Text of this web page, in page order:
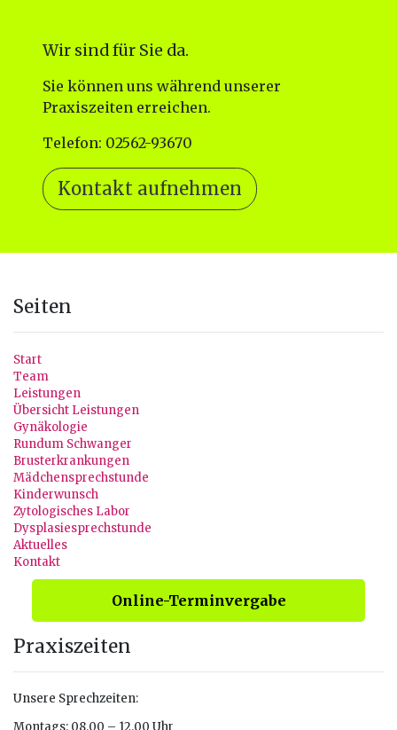
Wir sind für Sie da.
Sie können uns während unserer
Praxiszeiten erreichen.
Telefon: 02562-93670
Kontakt aufnehmen
Seiten
Start
Team
Leistungen
Übersicht Leistungen
Gynäkologie
Rundum Schwanger
Brusterkrankungen
Mädchensprechstunde
Kinderwunsch
Zytologisches Labor
Dysplasiesprechstunde
Aktuelles
Kontakt
Online-Terminvergabe
Praxiszeiten
Unsere Sprechzeiten: